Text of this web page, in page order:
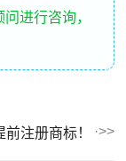
问进行咨询，
注册商标！